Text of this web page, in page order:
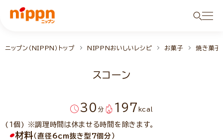
ニップン（NIPPN）トップ NIPPNおいしいレシピ お菓子 焼き菓子
スコーン
30 分 197 kcal
(1個) ※調理時間は休ませる時間を除きます。
材料（直径6ｃｍ抜き型7個分）